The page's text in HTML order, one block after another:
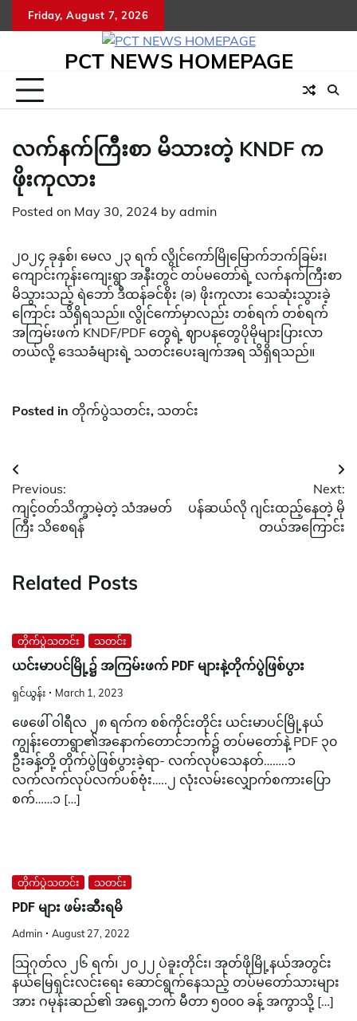
to
Friday, August 7, 2026
PCT NEWS HOMEPAGE
လက်နက်ကြီးစာ မိသားတဲ့ KNDF က
ဖိုးကုလား
Posted on May 30, 2024 by admin
၂၀၂၄ ခုနှစ်၊ မေလ ၂၃ ရက် လွိုင်ကော်မြိုမြောက်ဘက်ခြမ်း၊
ကျောင်းကုန်းကျေးရွာ အနီးတွင် တပ်မတော်ရဲ့ လက်နက်ကြီးစာ
မိသွားသည့် ရဲဘော် ဒီထန်ခင်စိုး (ခ) ဖိုးကုလား သေဆုံးသွားခဲ့
ကြောင်း သိရှိရသည်။ လွိုင်ကော်မှာလည်း တစ်ရက် တစ်ရက်
အကြမ်းဖက် KNDF/PDF တွေရဲ့ ဈာပနတွေပိုမိုများပြားလာ
တယ်လို့ ဒေသခံများရဲ့ သတင်းပေးချက်အရ သိရှိရသည်။
Posted in တိုက်ပွဲသတင်း, သတင်း
Post
navigation
Previous:
ကျင့်ဝတ်သိက္ခာမဲ့တဲ့ သံအမတ်
ကြီး သိစေရန်
Next:
ပန်ဆယ်လို ဂျင်းထည့်နေတဲ့ မို
တယ်အကြောင်း
Related Posts
တိုက်ပွဲသတင်း သတင်း
ယင်းမာပင်မြို့၌ အကြမ်းဖက် PDF များနဲ့တိုက်ပွဲဖြစ်ပွား
ရှင်ယွန်း March 1, 2023
ဖေဖေါ် ဝါရီလ ၂၈ ရက်က စစ်ကိုင်းတိုင်း ယင်းမာပင်မြို့နယ်
ကျွန်းတောရွာ၏အနောက်တောင်ဘက်၌ တပ်မတော်နဲ့ PDF ၃၀
ဦးခန့်တို့ တိုက်ပွဲဖြစ်ပွားခဲ့ရာ- လက်လုပ်သေနတ်……..၁
လက်လက်လုပ်လက်ပစ်ဗုံး…..၂ လုံးလမ်းလျှောက်စကားပြော
စက်……၁ […]
တိုက်ပွဲသတင်း သတင်း
PDF များ ဖမ်းဆီးရမိ
Admin August 27, 2022
သြဂုတ်လ ၂၆ ရက်၊ ၂၀၂၂ ပဲခူးတိုင်း၊ အုတ်ဖိုမြို့နယ်အတွင်း
နယ်မြေရှင်းလင်းရေး ဆောင်ရွက်နေသည့် တပ်မတော်သားများ
အား ဂမုန်းဆည်၏ အရှေ့ဘက် မီတာ ၅၀၀၀ ခန့် အကွာသို့ […]